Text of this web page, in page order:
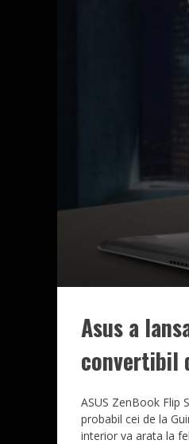
Asus a
convertibil
ASUS ZenBook Flip
probabil cei de la
interior va arata la